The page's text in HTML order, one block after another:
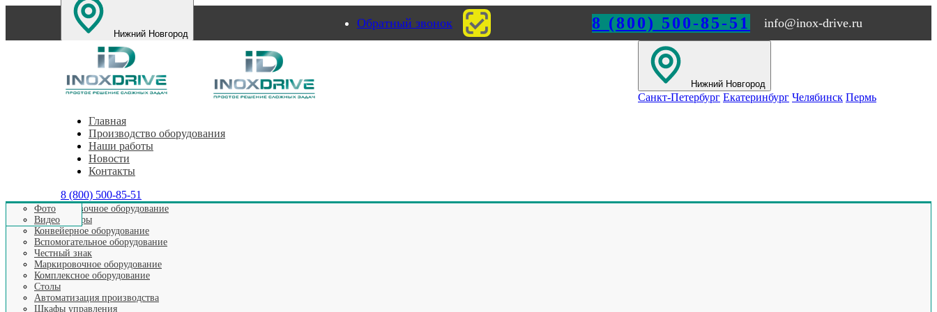
Нижний Новгород
Санкт-Петербург Челябинск
Обратный звонок 8 (800) 500-85-51 info@inox-drive.ru
Нижний Новгород
Санкт-Петербург Екатеринбург Челябинск Пермь
Главная
Производство оборудования
Этикетировочное оборудование
Аппликаторы
Конвейерное оборудование
Вспомогательное оборудование
Честный знак
Маркировочное оборудование
Комплексное оборудование
Столы
Автоматизация производства
Шкафы управления
Наши работы
Фото
Видео
Новости
Контакты
8 (800) 500-85-51